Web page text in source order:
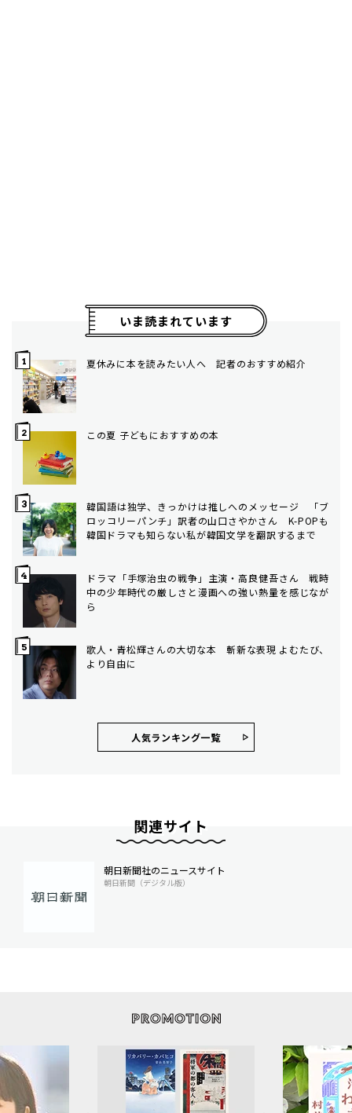
いま読まれています
夏休みに本を読みたい人へ 記者のおすすめ紹介
この夏 子どもにおすすめの本
韓国語は独学、きっかけは推しへのメッセージ 「ブ
ロッコリーパンチ」訳者の山口さやかさん K-POPも
韓国ドラマも知らない私が韓国文学を翻訳するまで
ドラマ「手塚治虫の戦争」主演・高良健吾さん 戦時
中の少年時代の厳しさと漫画への強い熱量を感じなが
ら
歌人・青松輝さんの大切な本 斬新な表現 よむたび、
より自由に
人気ランキング⼀覧
関連サイト
朝日新聞社のニュースサイト
朝日新聞（デジタル版）